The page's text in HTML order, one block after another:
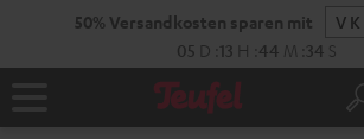
50% Versandkosten sparen mit
05 D :13 H :44 M 33 S
Startseite